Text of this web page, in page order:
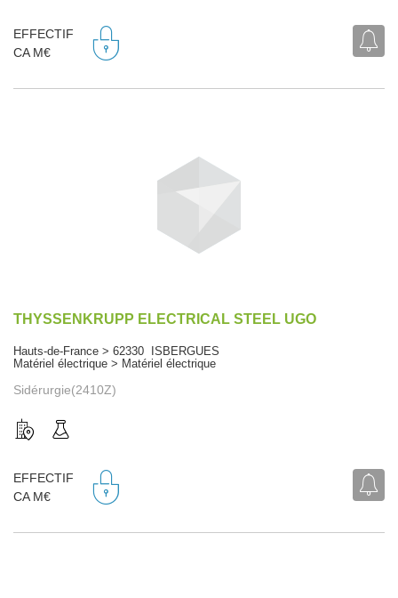
EFFECTIF
CA M€
THYSSENKRUPP ELECTRICAL STEEL UGO
Hauts-de-France > 62330 ISBERGUES
Matériel électrique > Matériel électrique
Sidérurgie(2410Z)
EFFECTIF
CA M€